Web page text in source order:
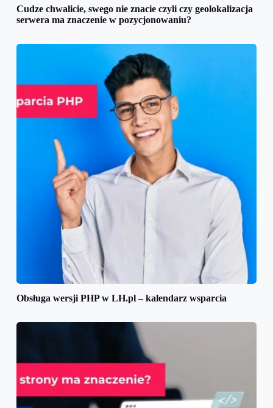
Cudze chwalicie, swego nie znacie czyli czy geolokalizacja
serwera ma znaczenie w pozycjonowaniu?
Obsługa wersji PHP w LH.pl – kalendarz wsparcia